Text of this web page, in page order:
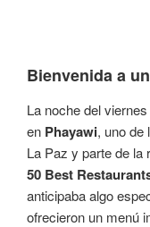
Bienvenida a
La noche del
en Phayawi, uno de
La Paz y parte de la
50 Best
anticipaba algo
ofrecieron un menú